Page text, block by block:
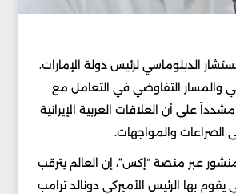
الدبلوماسي لرئيس دولة الإمارات،
والمسار التفاوضي في التعامل مع
مشدداً على أن العلاقات العربية الإيرانية
الصراعات والمواجهات.
عبر منصة “إكس”، إن العالم يترقب
يقوم بها الرئيس الأميركي دونالد ترامب